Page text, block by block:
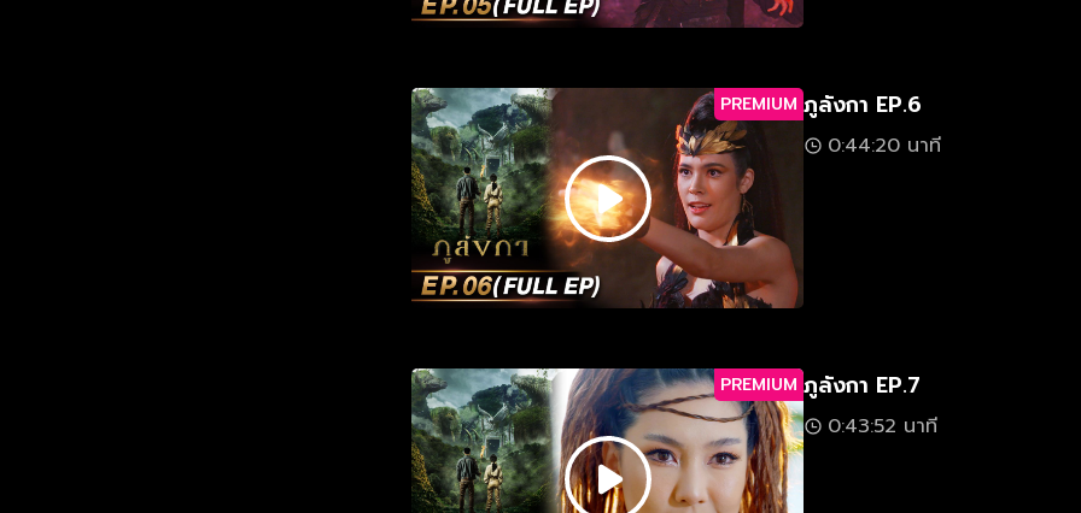
PREMIUM ภูลังกา EP.6
0:44:20 นาที
PREMIUM ภูลังกา EP.7
0:43:52 นาที